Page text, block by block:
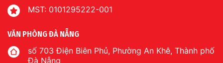
MST: 0101295222-001
VĂN PHÒNG ĐÀ NẴNG
số 703 Điện Biên Phủ, Phường An Khê, Thành phố
Đà Nẵng